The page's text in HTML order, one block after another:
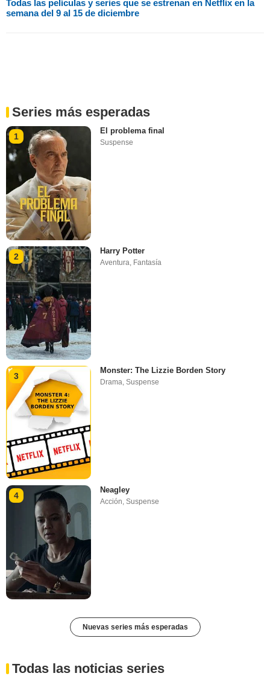
Todas las películas y series que se estrenan en Netflix en la
semana del 9 al 15 de diciembre
Series más esperadas
1
El problema final
Suspense
2
Harry Potter
Aventura Fantasía
3
Monster: The Lizzie Borden Story
Drama,Suspense
4
Neagley
Acción,Suspense
Nuevas series más esperadas
Todas las noticias series